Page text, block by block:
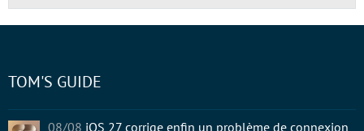
TOM'S GUIDE
08/08 iOS 27 corrige enfin un problème de connexion